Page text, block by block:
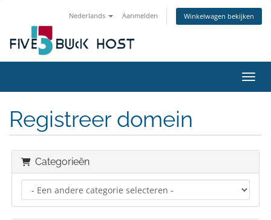
Nederlands Aanmelden Winkelwagen bekijken
Registreer domein
Categorieën